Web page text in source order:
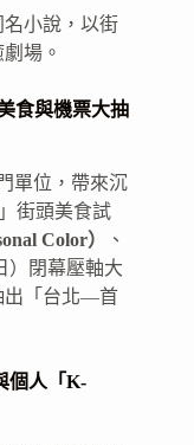
小說，以街
場。
食與機票大抽
單位，帶來沉
街頭美食試
Color）
、
）閉幕壓軸大
出「台北—首
個人「K-